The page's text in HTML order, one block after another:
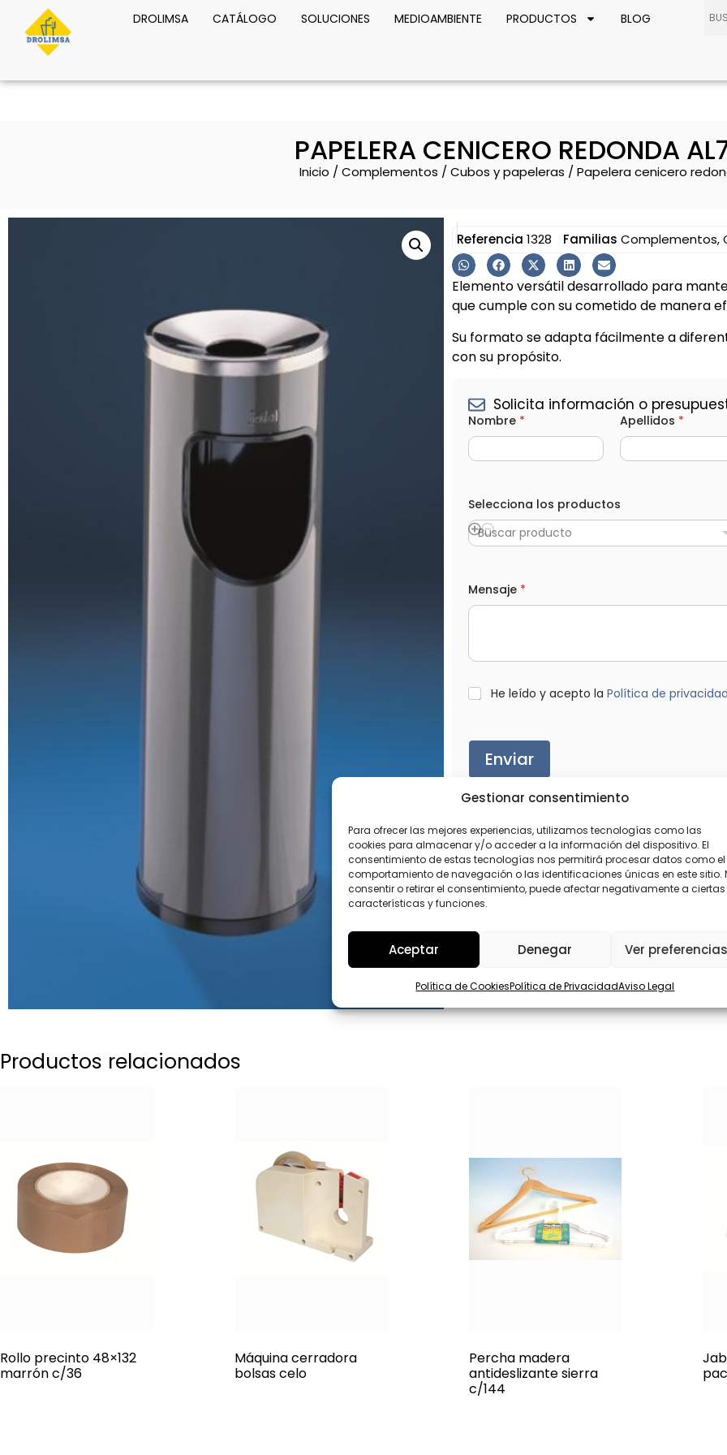
Gestionar consentimiento
Para ofrecer las mejores experiencias, utilizamos tecnologías como las
cookies para almacenar y/o acceder a la información del dispositivo. El
consentimiento de estas tecnologías nos permitirá procesar datos como el
comportamiento de navegación o las identificaciones únicas en este sitio.
consentir o retirar el consentimiento, puede afectar negativamente a ciertas
características y funciones.
Aceptar Denegar Ver
Política de CookiesPolítica de PrivacidadAviso Legal
DROLIMSA CATÁLOGO SOLUCIONES MEDIOAMBIENTE PRODUCTOS BLOG
PAPELERA CENICERO REDONDA
Inicio / Complementos / Cubos y papeleras / Papelera cenicero
Referencia 1328 Familias Complementos,
Elemento versátil desarrollado para
que cumple con su cometido de manera
Su formato se adapta fácilmente a
con su propósito.
Solicita información o
Nombre * Apellidos *
Selecciona los productos
Buscar producto
T
e
o
o
C
r
L
P
D
S
e
l
e
c
i
n
Mensaje *
L
*
He leído y acepto la Política de
Enviar
Productos relacionados
Rollo precinto 48×132
marrón c/36
Máquina cerradora
bolsas celo
Percha madera
antideslizante sierra
c/144